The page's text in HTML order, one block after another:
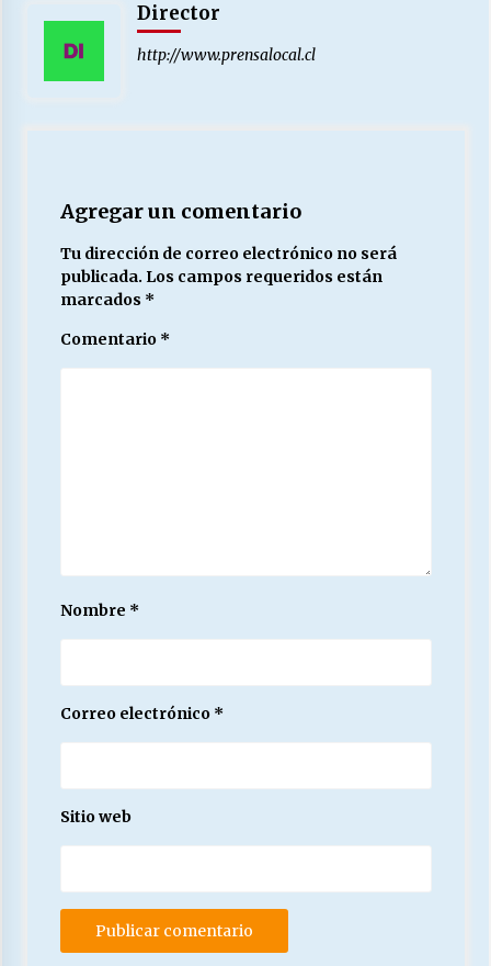
Director
http://www.prensalocal.cl
Agregar un comentario
Tu dirección de correo electrónico no será
publicada. Los campos requeridos están
marcados *
Comentario *
Nombre *
Correo electrónico *
Sitio web